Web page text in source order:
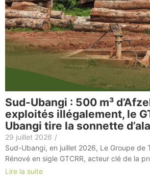
Sud-Ubangi : 500 m³
exploités illégalement, le
Ubangi tire la sonnette
29 juillet 2026 /
Sud-Ubangi, en juillet 2026, Le Groupe de
Rénové en sigle GTCRR, acteur clé de la
Lire la suite